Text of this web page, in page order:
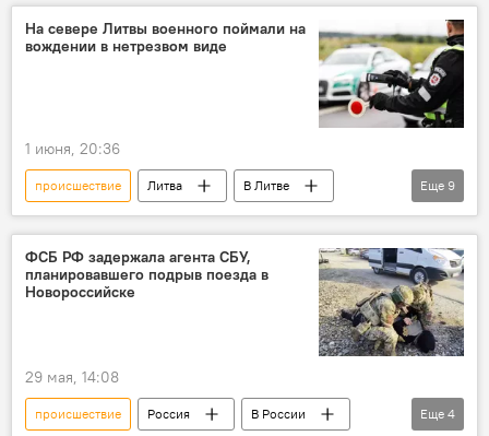
Белоруссия
Общество
Происшествия
На севере Литвы военного поймали на
вождении в нетрезвом виде
1 июня, 20:36
происшествие Литва
В Литве
Общество
военные
ВС Литвы
полиция
полиция Литвы
Происшествия
нетрезвые водители
Еще 9
ФСБ РФ задержала агента СБУ,
планировавшего подрыв поезда в
Новороссийске
29 мая, 14:08
происшествие Россия
В России
Еще 4